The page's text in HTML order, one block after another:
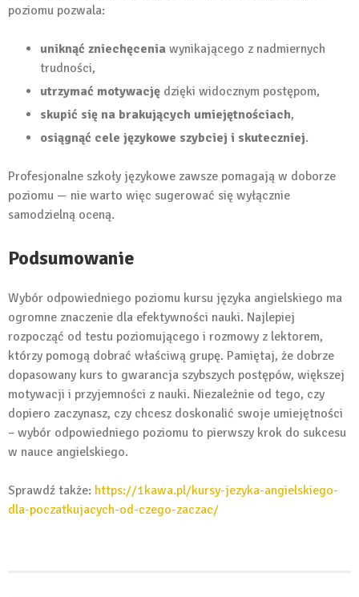
poziomu pozwala:
uniknąć zniechęcenia wynikającego z nadmiernych
trudności,
utrzymać motywację dzięki widocznym postępom,
skupić się na brakujących umiejętnościach,
osiągnąć cele językowe szybciej i skuteczniej.
Profesjonalne szkoły językowe zawsze pomagają w doborze
poziomu — nie warto więc sugerować się wyłącznie
samodzielną oceną.
Podsumowanie
Wybór odpowiedniego poziomu kursu języka angielskiego ma
ogromne znaczenie dla efektywności nauki. Najlepiej
rozpocząć od testu poziomującego i rozmowy z lektorem,
którzy pomogą dobrać właściwą grupę. Pamiętaj, że dobrze
dopasowany kurs to gwarancja szybszych postępów, większej
motywacji i przyjemności z nauki. Niezależnie od tego, czy
dopiero zaczynasz, czy chcesz doskonalić swoje umiejętności
– wybór odpowiedniego poziomu to pierwszy krok do sukcesu
w nauce angielskiego.
Sprawdź także: https://1kawa.pl/kursy-jezyka-angielskiego-
dla-poczatkujacych-od-czego-zaczac/